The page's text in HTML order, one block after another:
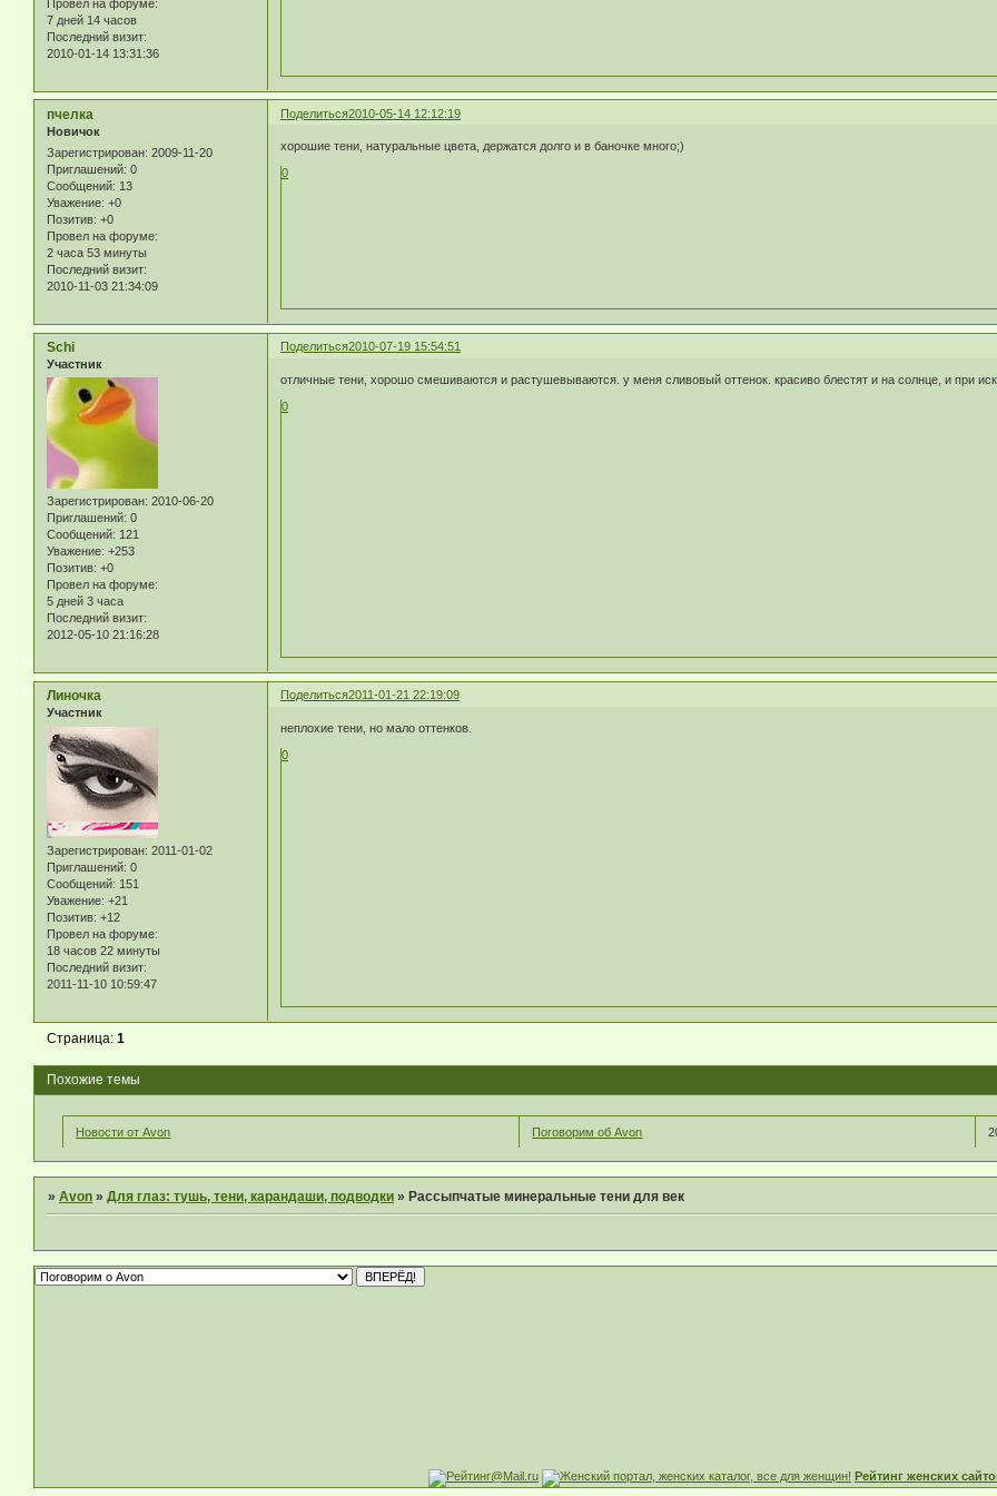
Провел на форуме:
7 дней 14 часов
Последний визит:
2010-01-14 13:31:36
Поделиться2010-05-14 12:12:19
пчелка
Новичок
Зарегистрирован: 2009-11-20
Приглашений: 0
Сообщений: 13
Уважение: +0
Позитив: +0
Провел на форуме:
2 часа 53 минуты
Последний визит:
2010-11-03 21:34:09
хорошие тени, натуральные цвета, держатся долго и в баночке много;)
0
Поделиться2010-07-19 15:54:51
Schi
Участник
Зарегистрирован: 2010-06-20
Приглашений: 0
Сообщений: 121
Уважение: +253
Позитив: +0
Провел на форуме:
5 дней 3 часа
Последний визит:
2012-05-10 21:16:28
отличные тени, хорошо смешиваются и растушевываются. у меня сливовый оттенок. красиво блестят и на солнце, и при
0
Поделиться2011-01-21 22:19:09
Линочка
Участник
Зарегистрирован: 2011-01-02
Приглашений: 0
Сообщений: 151
Уважение: +21
Позитив: +12
Провел на форуме:
18 часов 22 минуты
Последний визит:
2011-11-10 10:59:47
неплохие тени, но мало оттенков.
0
Страница:1
Похожие темы
Новости от Avon Поговорим об Avon
»Avon »Для глаз: тушь, тени, карандаши, подводки » Рассыпчатые минеральные тени для век
Рейтинг женских